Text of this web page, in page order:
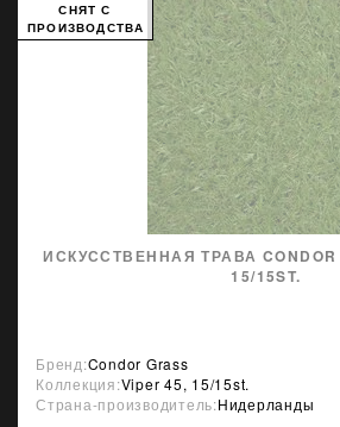
ИСКУССТВЕННАЯ ТРАВА CONDOR
15/15ST.
СНЯТ С
ПРОИЗВОДСТВА
Бренд:Condor Grass
Коллекция:Viper 45, 15/15st.
Страна-производитель:Нидерланды